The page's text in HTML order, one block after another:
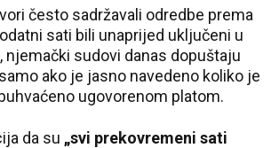
često sadržavali odredbe prema
sati bili unaprijed uključeni u
njemački sudovi danas dopuštaju
ako je jasno navedeno koliko je
ugovorenom platom.
da su „svi prekovremeni sati